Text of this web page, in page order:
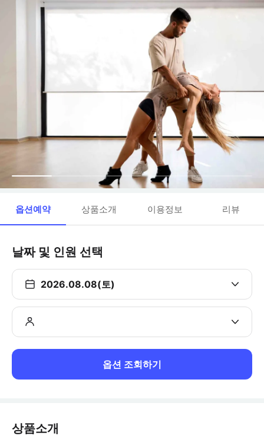
옵션예약 상품소개 이용정보 리뷰
날짜 및 인원 선택
2026.08.08(토)
옵션 조회하기
상품소개